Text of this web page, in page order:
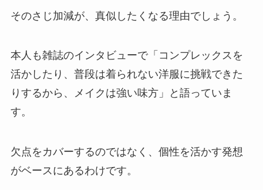
そのさじ加減が、真似したくなる理由でしょう。
本人も雑誌のインタビューで「コンプレックスを
活かしたり、普段は着られない洋服に挑戦できた
りするから、メイクは強い味方」と語っていま
す。
欠点をカバーするのではなく、個性を活かす発想
がベースにあるわけです。